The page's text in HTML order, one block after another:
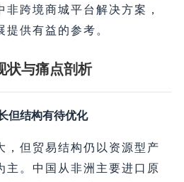
非跨境商城平台解决方案，
供有益的参考。
状与痛点剖析
但结构有待优化
，但贸易结构仍以资源型产
主。中国从非洲主要进口原